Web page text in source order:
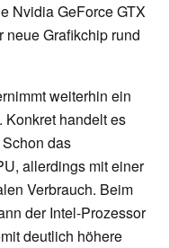
Nvidia GeForce GTX
neue Grafikchip rund
weiterhin ein
Konkret handelt es
das
allerdings mit einer
Verbrauch. Beim
der Intel-Prozessor
deutlich höhere